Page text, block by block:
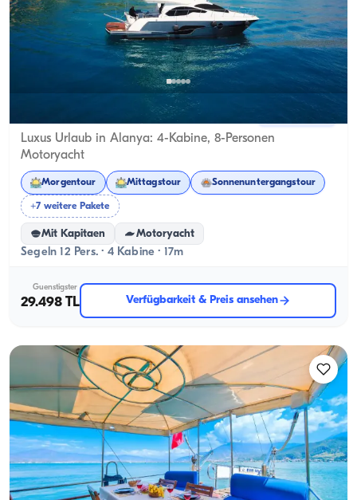
Luxus Urlaub in Alanya: 4-Kabine, 8-Personen
Motoryacht
Morgentour Mittagstour Sonnenuntergangstour
+7 weitere Pakete
Mit Kapitaen Motoryacht
Segeln 12 Pers. · 4 Kabine · 17m
Guenstigster
29.498 TL Verfügbarkeit & Preis ansehen